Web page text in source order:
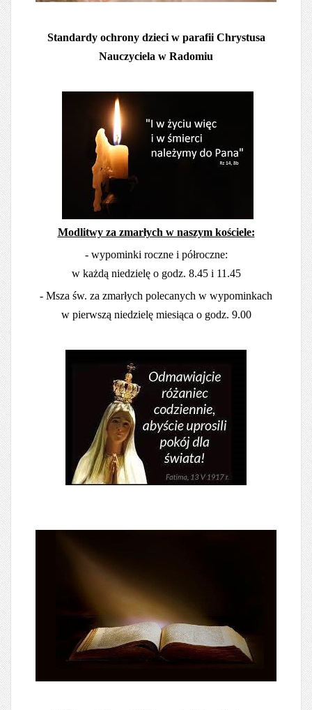
Standardy ochrony dzieci w parafii Chrystusa
Nauczyciela w Radomiu
Modlitwy za zmarłych w naszym kościele:
- wypominki roczne i półroczne:
w każdą niedzielę o godz. 8.45 i 11.45
- Msza św. za zmarłych polecanych w wypominkach
w pierwszą niedzielę miesiąca o godz. 9.00